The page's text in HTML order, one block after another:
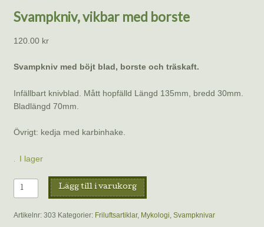
Svampkniv, vikbar med borste
120.00 kr
Svampkniv med böjt blad, borste och träskaft.
Infällbart knivblad. Mått hopfälld Längd 135mm, bredd 30mm.
Bladlängd 70mm.
Övrigt: kedja med karbinhake.
I lager
Svampkniv,
vikbar
med
Lägg till i varukorg
Artikelnr: 303 Kategorier: Friluftsartiklar, Mykologi Svampknivar